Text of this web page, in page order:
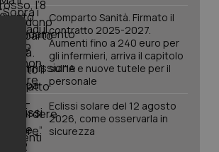
Comparto Sanità. Firmato il
contratto 2025-2027.
Aumenti fino a 240 euro per
gli infermieri, arriva il capitolo
sull'IA e nuove tutele per il
personale
Eclissi solare del 12 agosto
2026, come osservarla in
sicurezza